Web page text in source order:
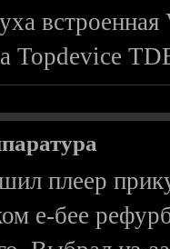
Topdevice
плеер
е-бее